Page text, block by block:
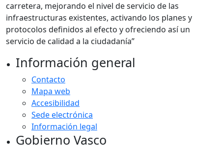
carretera, mejorando el nivel de servicio de las
infraestructuras existentes, activando los planes y
protocolos definidos al efecto y ofreciendo así un
servicio de calidad a la ciudadanía”
Información general
Contacto
Mapa web
Accesibilidad
Sede electrónica
Información legal
Gobierno Vasco